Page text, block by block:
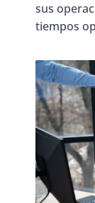
sus
tiempos